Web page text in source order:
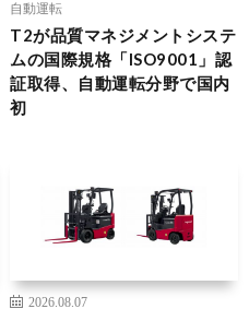
自動運転
T2が品質マネジメントシステ
ムの国際規格「ISO9001」認
証取得、自動運転分野で国内
初
2026.08.07